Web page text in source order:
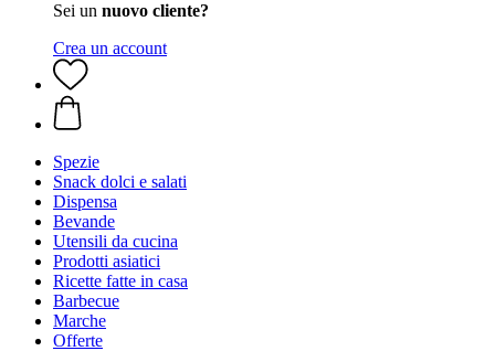
Sei un nuovo cliente?
Crea un account
Spezie
Snack dolci e salati
Dispensa
Bevande
Utensili da cucina
Prodotti asiatici
Ricette fatte in casa
Barbecue
Marche
Offerte